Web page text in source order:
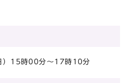
）15時00分～17時10分